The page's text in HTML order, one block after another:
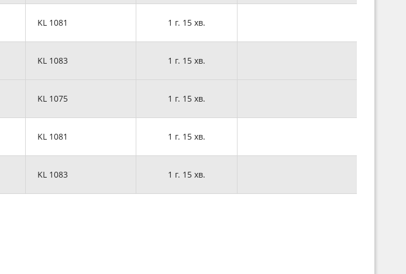
KL 1081 1 г. 15 хв.
KL 1083 1 г. 15 хв.
KL 1075 1 г. 15 хв.
KL 1081 1 г. 15 хв.
KL 1083 1 г. 15 хв.